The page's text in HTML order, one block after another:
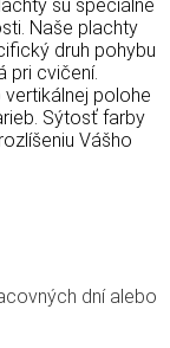
sú špeciálne
Naše plachty
druh pohybu
pri cvičení.
polohe
Sýtosť farby
Vášho
dní alebo